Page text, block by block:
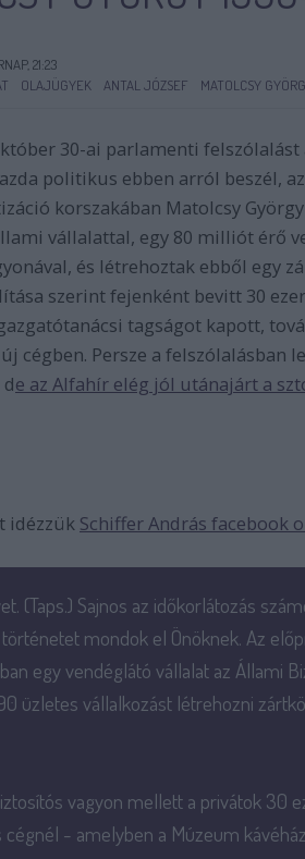
21:23
OLAJÜGYEK ANTAL JÓZSEF MATOLCSY
30-ai parlamenti
politikus ebben arról beszél,
korszakában Matolcsy
vállalattal, egy 80 milliót érő
és létrehoztak ebből egy
szerint fejenként bevitt 30
tagságot kapott,
cégben. Persze a felszólalásban
e az Alfahír elég jól utánajárt a
idézzük Schiffer András facebook
(Taps.) Sajnos az időkorlátozás
mondok el Önöknek. Az
egy vendéglátó vállalat az Állami
üzletes vállalkozást létrehozni
vagyon mellett a privátok 30
- amelyben a Múzeum